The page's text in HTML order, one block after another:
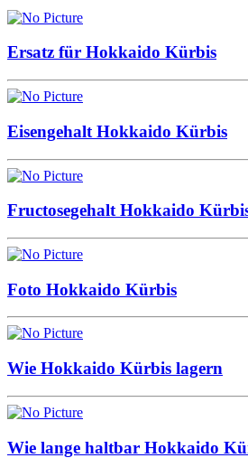
Ersatz für Hokkaido Kürbis
Eisengehalt Hokkaido Kürbis
Fructosegehalt Hokkaido
Foto Hokkaido Kürbis
Wie Hokkaido Kürbis lagern
Wie lange haltbar Hokkaido